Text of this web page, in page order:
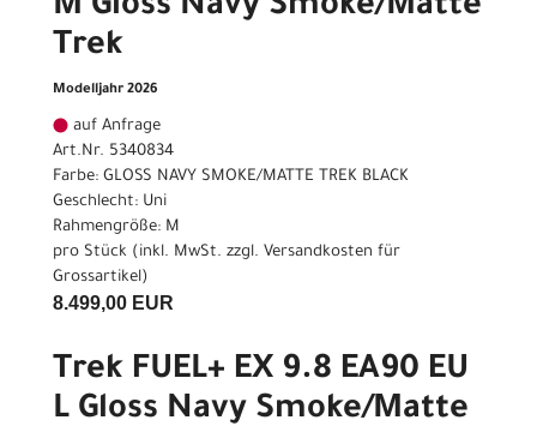
M Gloss Navy Smoke/Matte
Trek
Modelljahr 2026
auf Anfrage
Art.Nr. 5340834
Farbe: GLOSS NAVY SMOKE/MATTE TREK BLACK
Geschlecht: Uni
Rahmengröße: M
pro Stück (inkl. MwSt. zzgl. Versandkosten für
Grossartikel)
8.499,00 EUR
Trek FUEL+ EX 9.8 EA90 EU
L Gloss Navy Smoke/Matte